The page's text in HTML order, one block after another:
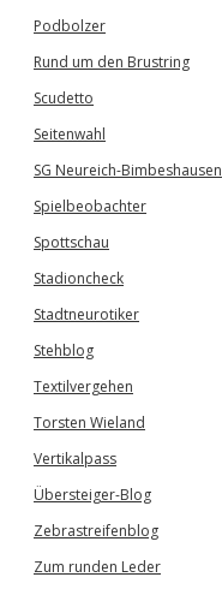
Podbolzer
Rund um den Brustring
Scudetto
Seitenwahl
SG Neureich-Bimbeshausen
Spielbeobachter
Spottschau
Stadioncheck
Stadtneurotiker
Stehblog
Textilvergehen
Torsten Wieland
Vertikalpass
Übersteiger-Blog
Zebrastreifenblog
Zum runden Leder